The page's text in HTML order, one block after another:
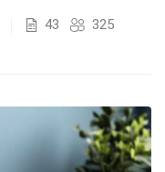
43 325